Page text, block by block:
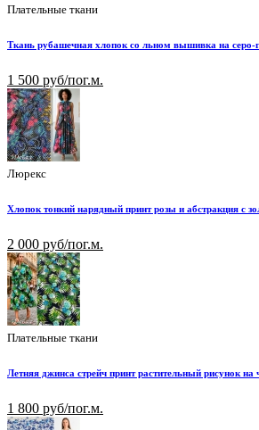
Плательные ткани
Ткань рубашечная хлопок со льном вышивка на серо-
1 500 руб/пог.м.
Люрекс
Хлопок тонкий нарядный принт розы и абстракция с
2 000 руб/пог.м.
Плательные ткани
Летняя джинса стрейч принт растительный рисунок на
1 800 руб/пог.м.